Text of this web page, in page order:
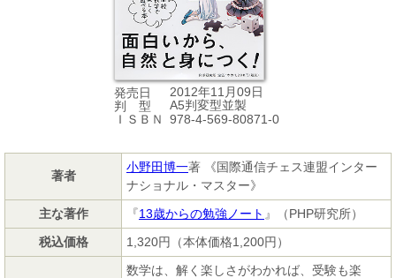
発売日
2012年11月09日
判 型
A5判変型並製
ＩＳＢＮ
978-4-569-80871-0
著者
小野田博一著 《国際通信チェス連盟インター
ナショナル・マスター》
主な著作
『13歳からの勉強ノート 』（PHP研究所）
税込価格
1,320円（本体価格1,200円）
数学は、解く楽しさがわかれば、受験も楽